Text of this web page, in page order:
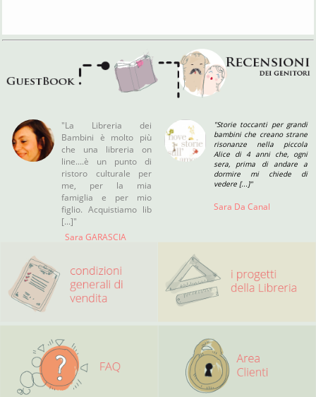
"La Libreria dei
Bambini è molto più
che una libreria on
line....è un punto di
ristoro culturale per
me, per la mia
famiglia e per mio
figlio. Acquistiamo lib
[...]"
Sara GARASCIA
"Storie toccanti per grandi
bambini che creano strane
risonanze nella piccola
Alice di 4 anni che, ogni
sera, prima di andare a
dormire mi chiede di
vedere [...]"
Sara Da Canal